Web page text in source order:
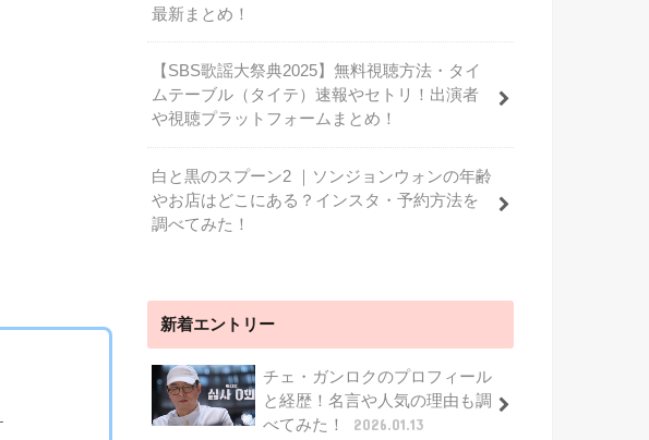
最新まとめ！
【SBS歌謡大祭典2025】無料視聴方法・タイ
ムテーブル（タイテ）速報やセトリ！出演者
や視聴プラットフォームまとめ！
白と黒のスプーン2 ｜ソンジョンウォンの年齢
やお店はどこにある？インスタ・予約方法を
調べてみた！
新着エントリー
チェ・ガンロクのプロフィール
と経歴！名言や人気の理由も調
べてみた！
2026.01.13